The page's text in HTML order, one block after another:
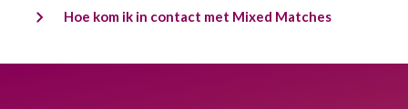
Hoe kom ik in contact met Mixed Matches